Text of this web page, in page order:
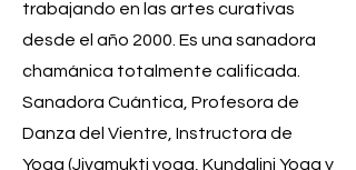
trabajando en las artes curativas
desde el año 2000. Es una sanadora
chamánica totalmente calificada.
Sanadora Cuántica, Profesora de
Danza del Vientre, Instructora de
Yoga (Jivamukti yoga, Kundalini Yoga y